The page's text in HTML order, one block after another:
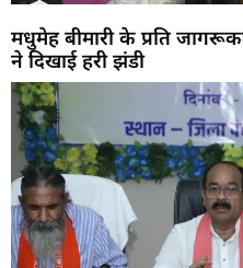
मधुमेह बीमारी के प्रति
ने दिखाई हरी झंडी